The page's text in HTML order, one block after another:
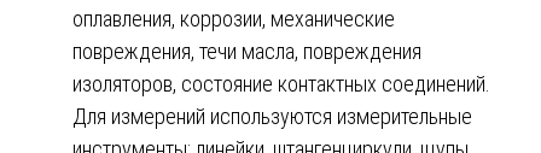
оплавления, коррозии, механические
повреждения, течи масла, повреждения
изоляторов, состояние контактных соединений.
Для измерений используются измерительные